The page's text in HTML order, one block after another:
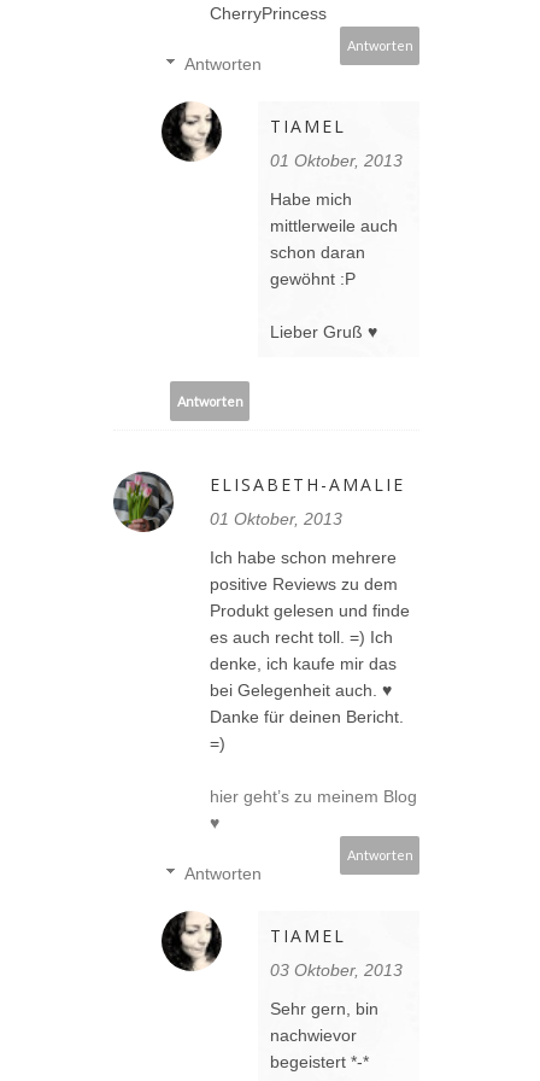
CherryPrincess
Antworten
Antworten
TIAMEL
01 Oktober, 2013
Habe mich
mittlerweile auch
schon daran
gewöhnt :P
Lieber Gruß ♥
Antworten
ELISABETH-AMALIE
01 Oktober, 2013
Ich habe schon mehrere
positive Reviews zu dem
Produkt gelesen und finde
es auch recht toll. =) Ich
denke, ich kaufe mir das
bei Gelegenheit auch. ♥
Danke für deinen Bericht.
=)
hier geht’s zu meinem Blog
♥
Antworten
Antworten
TIAMEL
03 Oktober, 2013
Sehr gern, bin
nachwievor
begeistert *-*